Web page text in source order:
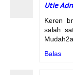
Utie
Keren
salah
Balas